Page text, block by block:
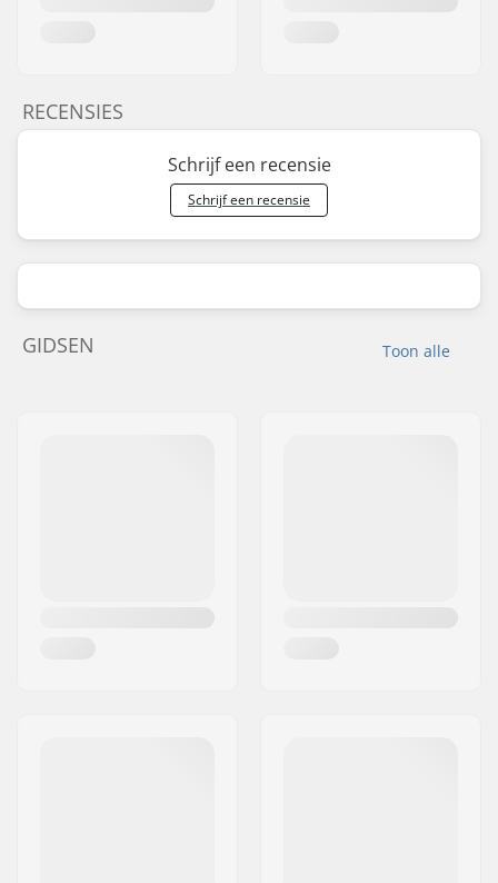
RECENSIES
Schrijf een recensie
Schrijf een recensie
Toon alle
GIDSEN